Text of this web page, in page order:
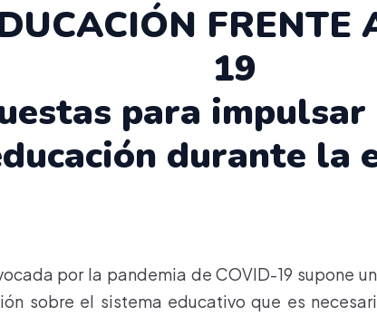
FRENTE
19
para impulsar
durante la
por la pandemia de COVID-19 supone
sobre el sistema educativo que es